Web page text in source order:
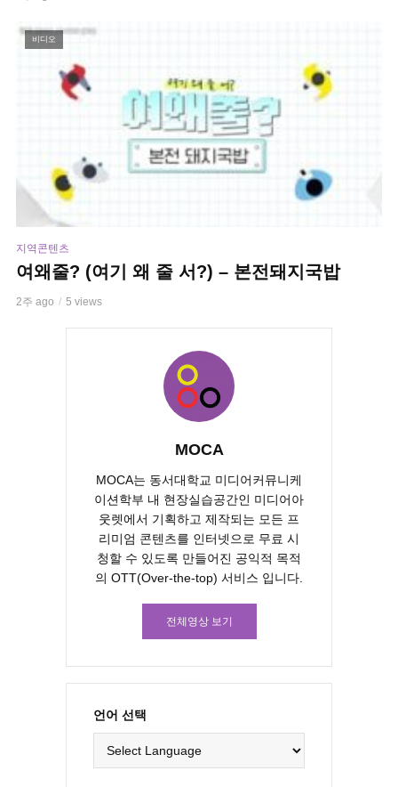
비디오
지역콘텐츠
여왜줄? (여기 왜 줄 서?) – 본전돼지국밥
2주 ago 5 views
MOCA
MOCA는 동서대학교 미디어커뮤니케
이션학부 내 현장실습공간인 미디어아
웃렛에서 기획하고 제작되는 모든 프
리미엄 콘텐츠를 인터넷으로 무료 시
청할 수 있도록 만들어진 공익적 목적
의 OTT(Over-the-top) 서비스 입니다.
전체영상 보기
언어 선택